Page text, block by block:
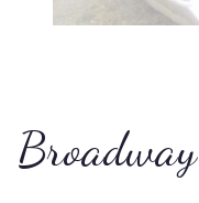
Broadway